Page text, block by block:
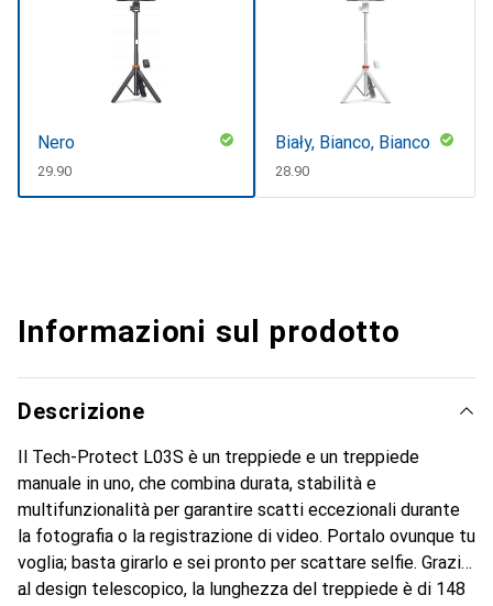
Nero
CHF
29.90
Biały, Bianco, Bianco
CHF
28.90
Informazioni sul prodotto
Descrizione
Il Tech-Protect L03S è un treppiede e un treppiede
manuale in uno, che combina durata, stabilità e
multifunzionalità per garantire scatti eccezionali durante
la fotografia o la registrazione di video. Portalo ovunque tu
voglia; basta girarlo e sei pronto per scattare selfie. Grazie
al design telescopico, la lunghezza del treppiede è di 148